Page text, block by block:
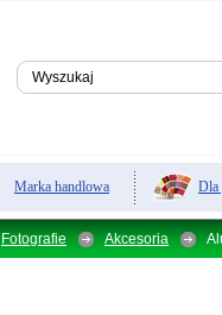
Marka handlowa Dla
Fotografie Akcesoria